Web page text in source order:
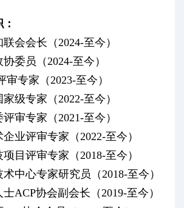
会会长（2024-至今）
委员（2024-至今）
专家（2023-至今）
级专家（2022-至今）
审专家（2021-至今）
业评审专家（2022-至今）
目评审专家（2018-至今）
中心专家研究员（2018-至今）
ACP协会副会长（2019-至今）